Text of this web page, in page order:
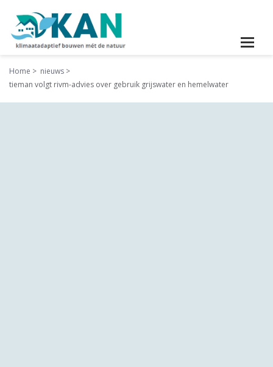
Home
nieuws
tieman volgt rivm-advies over gebruik grijswater en hemelwater